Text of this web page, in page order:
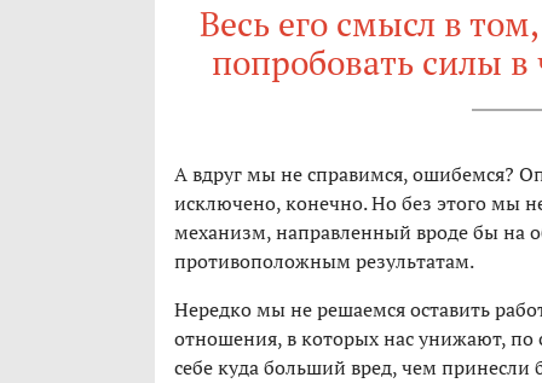
Весь его смысл в
попробовать силы
А вдруг мы не справимся, ошибемся?
исключено, конечно. Но без этого мы
механизм, направленный вроде бы на
противоположным результатам.
Нередко мы не решаемся оставить
отношения, в которых нас унижают, по
себе куда больший вред, чем